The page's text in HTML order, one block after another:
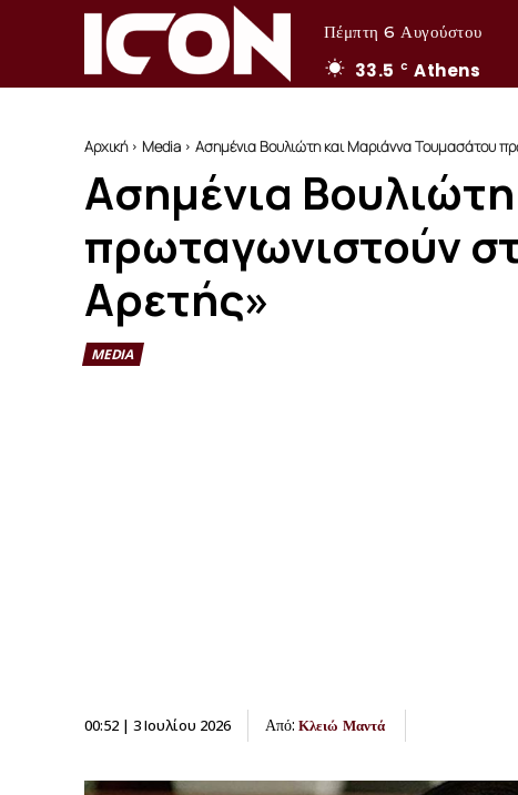
Πέμπτη 6 Αυγούστου
33.5 C Athens
Αρχική Media Ασημένια Βουλιώτη και Μαριάννα Τουμασάτου
Ασημένια
πρωταγωνιστούν
Αρετής»
MEDIA
00:52 | 3 Ιουλίου 2026 Από: Κλειώ Μαντά